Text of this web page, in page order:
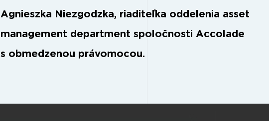
Agnieszka Niezgodzka, riaditeľka oddelenia asset
management department spoločnosti Accolade
s obmedzenou právomocou.